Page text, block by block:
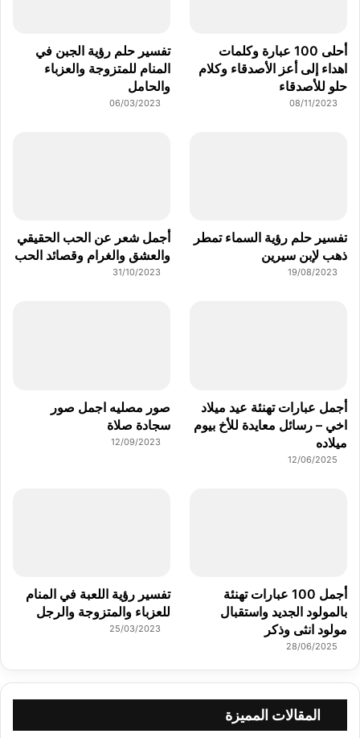
أحلى 100 عبارة وكلمات
اهداء إلى أعز الأصدقاء وكلام
حلو للأصدقاء
08/11/2023
تفسير حلم رؤية الجبن في
المنام للمتزوجة والعزباء
والحامل
06/03/2023
تفسير حلم رؤية السماء تمطر
ذهب لإبن سيرين
19/08/2023
أجمل شعر عن الحب الحقيقي
والعشق والغرام وقصائد الحب
31/10/2023
أجمل عبارات تهنئة عيد ميلاد
اخي – رسائل معايدة للأخ بيوم
ميلاده
12/06/2025
صور مصليه اجمل صور
سجادة صلاة
12/09/2023
أجمل 100 عبارات تهنئة
بالمولود الجديد واستقبال
مولود انثى وذكر
28/06/2025
تفسير رؤية اللعبة في المنام
للعزباء والمتزوجة والرجل
25/03/2023
المقالات المميزة